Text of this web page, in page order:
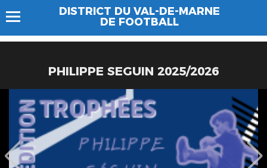
DISTRICT DU VAL-DE-MARNE
DE FOOTBALL
PHILIPPE SEGUIN 2025/2026